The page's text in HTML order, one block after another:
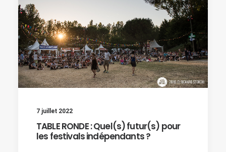
7 juillet 2022
TABLE RONDE : Quel(s) futur(s) pour
les festivals indépendants ?